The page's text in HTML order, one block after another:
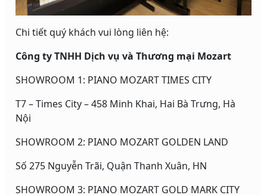
Chi tiết quý khách vui lòng liên hệ:
Công ty TNHH Dịch vụ và Thương mại Mozart
SHOWROOM 1: PIANO MOZART TIMES CITY
T7 – Times City – 458 Minh Khai, Hai Bà Trưng, Hà
Nội
SHOWROOM 2: PIANO MOZART GOLDEN LAND
Số 275 Nguyễn Trãi, Quận Thanh Xuân, HN
SHOWROOM 3: PIANO MOZART GOLD MARK CITY